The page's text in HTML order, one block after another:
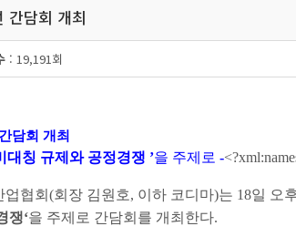
간담회 개최
: 19,191회
담회 개최
대칭 규제와 공정경쟁 ’을 주제로 -
협회 (회장 김원호, 이하 코디마)는 18일 오
쟁‘을 주제로 간담회를 개최한다.